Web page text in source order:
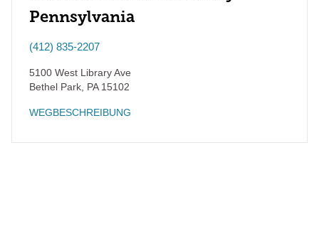
Pennsylvania
(412) 835-2207
5100 West Library Ave
Bethel Park PA15102
WEGBESCHREIBUNG